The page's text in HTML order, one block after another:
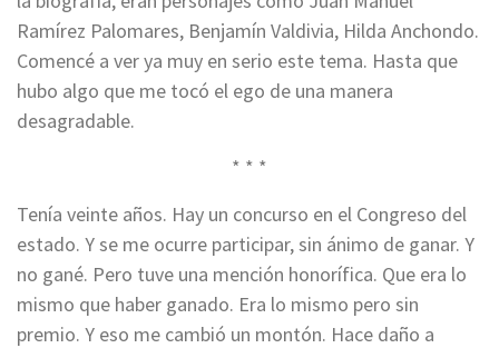
Ramírez Palomares, Benjamín Valdivia, Hilda Anchondo.
Comencé a ver ya muy en serio este tema. Hasta que
hubo algo que me tocó el ego de una manera
desagradable.
* * *
Tenía veinte años. Hay un concurso en el Congreso del
estado. Y se me ocurre participar, sin ánimo de ganar. Y
no gané. Pero tuve una mención honorífica. Que era lo
mismo que haber ganado. Era lo mismo pero sin
premio. Y eso me cambió un montón. Hace daño a